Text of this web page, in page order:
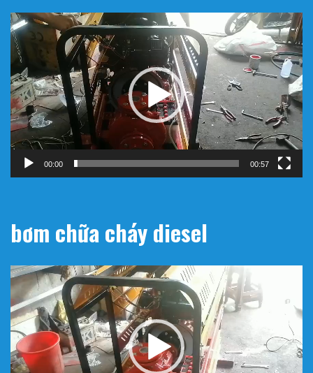
Trình
chơi
Video
00:00 00:57
bơm chữa cháy diesel
Trình
chơi
Video